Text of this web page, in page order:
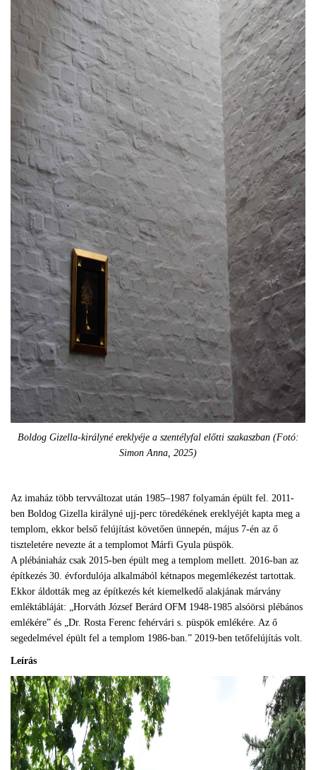
Boldog Gizella-királyné ereklyéje a szentélyfal előtti szakaszban (Fotó:
Simon Anna, 2025)
Az imaház több tervváltozat után 1985–1987 folyamán épült fel. 2011-
ben Boldog Gizella királyné ujj-perc töredékének ereklyéjét kapta meg a
templom, ekkor belső felújítást követően ünnepén, május 7-én az ő
tiszteletére nevezte át a templomot Márfi Gyula püspök.
A plébániaház csak 2015-ben épült meg a templom mellett. 2016-ban az
építkezés 30. évfordulója alkalmából kétnapos megemlékezést tartottak.
Ekkor áldották meg az építkezés két kiemelkedő alakjának márvány
emléktábláját: „Horváth József Berárd OFM 1948-1985 alsóörsi plébános
emlékére” és „Dr. Rosta Ferenc fehérvári s. püspök emlékére. Az ő
segedelmével épült fel a templom 1986-ban.” 2019-ben tetőfelújítás volt.
Leírás